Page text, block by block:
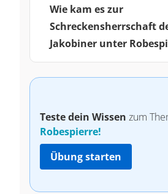
Wie kam es zur
Schreckensherrschaft
Jakobiner unter
Teste dein Wissen zum
Robespierre!
Übung starten